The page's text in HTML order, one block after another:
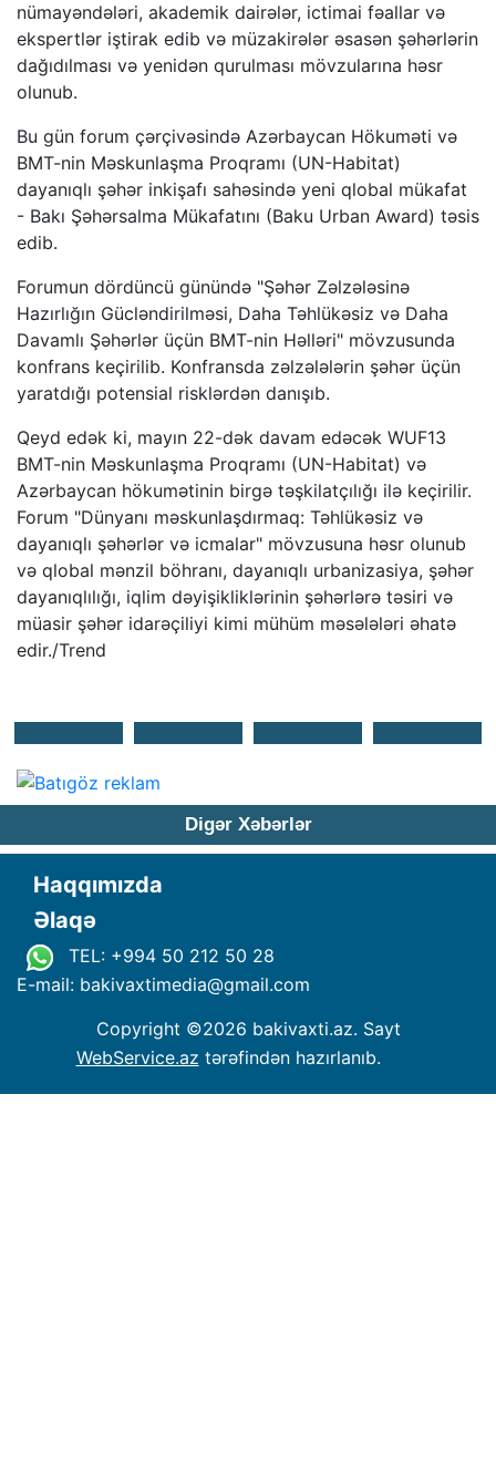
nümayəndələri, akademik dairələr, ictimai fəallar və
ekspertlər iştirak edib və müzakirələr əsasən şəhərlərin
dağıdılması və yenidən qurulması mövzularına həsr
olunub.
Bu gün forum çərçivəsində Azərbaycan Hökuməti və
BMT-nin Məskunlaşma Proqramı (UN-Habitat)
dayanıqlı şəhər inkişafı sahəsində yeni qlobal mükafat
- Bakı Şəhərsalma Mükafatını (Baku Urban Award) təsis
edib.
Forumun dördüncü günündə "Şəhər Zəlzələsinə
Hazırlığın Gücləndirilməsi, Daha Təhlükəsiz və Daha
Davamlı Şəhərlər üçün BMT-nin Həlləri" mövzusunda
konfrans keçirilib. Konfransda zəlzələlərin şəhər üçün
yaratdığı potensial risklərdən danışıb.
Qeyd edək ki, mayın 22-dək davam edəcək WUF13
BMT-nin Məskunlaşma Proqramı (UN-Habitat) və
Azərbaycan hökumətinin birgə təşkilatçılığı ilə keçirilir.
Forum "Dünyanı məskunlaşdırmaq: Təhlükəsiz və
dayanıqlı şəhərlər və icmalar" mövzusuna həsr olunub
və qlobal mənzil böhranı, dayanıqlı urbanizasiya, şəhər
dayanıqlılığı, iqlim dəyişikliklərinin şəhərlərə təsiri və
müasir şəhər idarəçiliyi kimi mühüm məsələləri əhatə
edir./Trend
Digər Xəbərlər
Haqqımızda
Əlaqə
TEL: +994 50 212 50 28
E-mail: bakivaxtimedia@gmail.com
Copyright ©2026 bakivaxti.az. Sayt
WebService.az tərəfindən hazırlanıb.